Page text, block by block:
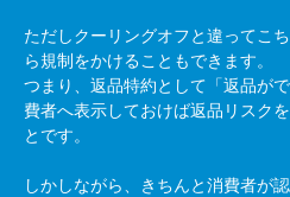
ただしクーリングオフと違ってこ
ら規制をかけることもできます。
つまり、返品特約として「返品が
費者へ表示しておけば返品リスク
とです。
しかしながら、きちんと消費者が